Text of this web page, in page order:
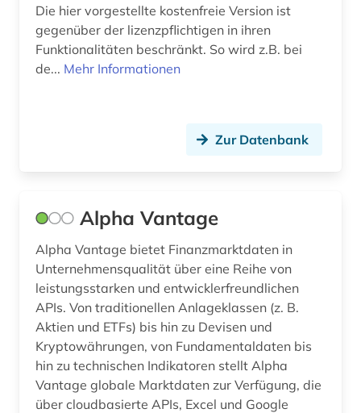
engels (1)
entwicklungsforschung (4)
entwicklungshilfe (3)
entwicklungspolitik (12)
entwicklungstheorie (1)
entwicklungszusammenarbeit (3)
entwicklungsökonomie (1)
entwicklunsindikator (1)
ernährung (3)
Die hier vorgestellte kostenfreie Version ist
gegenüber der lizenzpflichtigen in ihren
Funktionalitäten beschränkt. So wird z.B. bei
de... Mehr Informationen
Zur Datenbank
Alpha Vantage
Alpha Vantage bietet Finanzmarktdaten in
Unternehmensqualität über eine Reihe von
leistungsstarken und entwicklerfreundlichen
APIs. Von traditionellen Anlageklassen (z. B.
Aktien und ETFs) bis hin zu Devisen und
Kryptowährungen, von Fundamentaldaten bis
hin zu technischen Indikatoren stellt Alpha
Vantage globale Marktdaten zur Verfügung, die
über cloudbasierte APIs, Excel und Google